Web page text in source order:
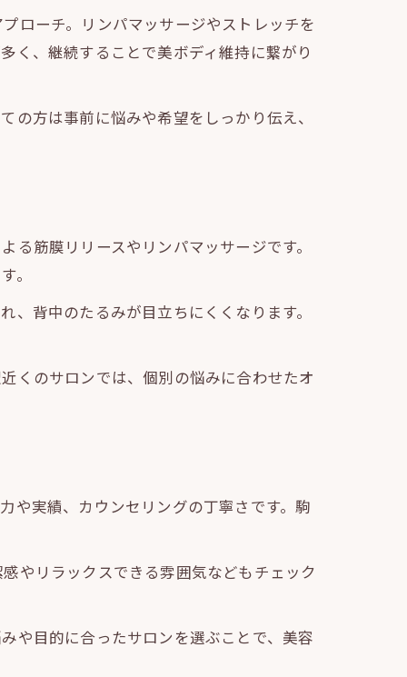
ローチ。リンパマッサージやストレッチを
く、継続することで美ボディ維持に繋がり
方は事前に悩みや希望をしっかり伝え、
筋膜リリースやリンパマッサージです。
。
背中のたるみが目立ちにくくなります。
くのサロンでは、個別の悩みに合わせたオ
や実績、カウンセリングの丁寧さです。駒
やリラックスできる雰囲気などもチェック
や目的に合ったサロンを選ぶことで、美容